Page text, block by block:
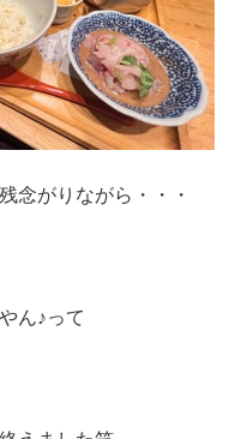
念がりながら・・・
ん♪って